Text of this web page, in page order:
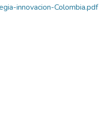
innovacion-Colombia.pdf